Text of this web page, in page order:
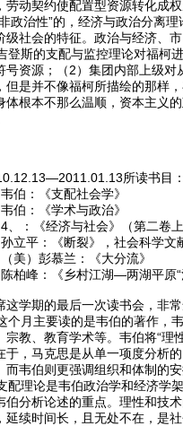
劳动契约使配置型资源转化成
政治性”的，经济与政治分离
级社会的特征。政治与经济、
斯的支配与监控理论对福柯
号资源；（2）集团内部上级
但是并不像福柯所描绘的那样
体根本不那么温顺，资本主义
所读书目
伯：《支配社会学》
伯：《学术与政治》
、：《经济与社会》（第二卷
立平：《断裂》，社会科学文
美）彭慕兰：《大分流》
柏峰：《乡村江湖—两湖平原“
这学期的最后一次读书会，非
月主要读的是韦伯的著作，
宗教、教育学术等。韦伯将“理
于，马克思是从单一项度分析
而韦伯则更强调组织和体制的
理论是韦伯政治学和经济学
伯分析论述的重点。理性和技
延续时间长，且无处不在，是